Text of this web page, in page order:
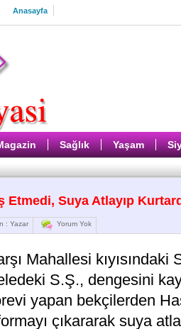
Anasayfa
Sağlık Yaşam
Etmedi, Suya Atlayıp
: Yazar Yorum Yok
Mahallesi kıyısındaki
S.Ş., dengesini
yapan bekçilerden
çıkararak suya